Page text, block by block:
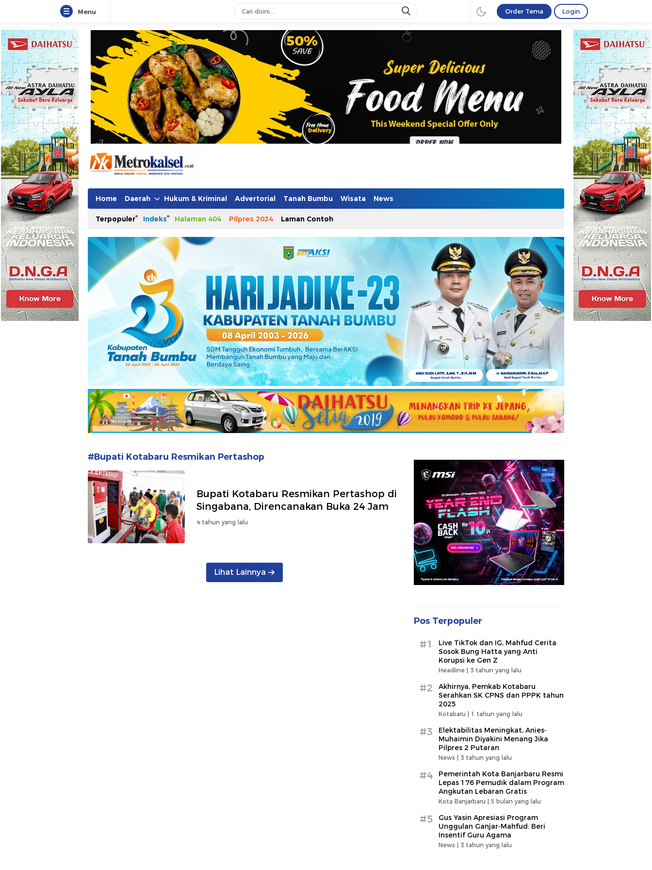
Menu Order Tema Login
Metro Kalsel
Media Online Terkini, Faktual dan Mendidik
Home Daerah Hukum & Kriminal Advertorial Tanah Bumbu Wisata News
Terpopuler Indeks Halaman 404 Pilpres 2024 Laman Contoh
#Bupati Kotabaru Resmikan Pertashop
Bupati Kotabaru Resmikan Pertashop di
Singabana, Direncanakan Buka 24 Jam
4 tahun yang lalu
Lihat Lainnya
Pos Terpopuler
#1
Live TikTok dan IG, Mahfud Cerita
Sosok Bung Hatta yang Anti
Korupsi ke Gen Z
Headline | 3 tahun yang lalu
#2
Akhirnya, Pemkab Kotabaru
Serahkan SK CPNS dan PPPK tahun
2025
Kotabaru | 1 tahun yang lalu
#3
Elektabilitas Meningkat, Anies-
Muhaimin Diyakini Menang Jika
Pilpres 2 Putaran
News | 3 tahun yang lalu
#4
Pemerintah Kota Banjarbaru Resmi
Lepas 176 Pemudik dalam Program
Angkutan Lebaran Gratis
Kota Banjarbaru | 5 bulan yang lalu
#5
Gus Yasin Apresiasi Program
Unggulan Ganjar-Mahfud: Beri
Insentif Guru Agama
News | 3 tahun yang lalu